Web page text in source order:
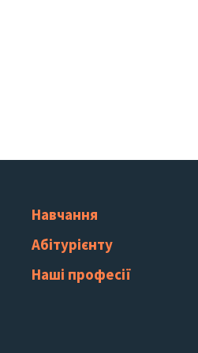
Навчання
Абітурієнту
Наші професії